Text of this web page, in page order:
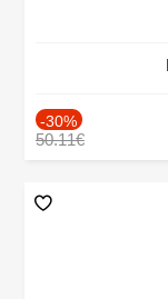
-30%
50.11€